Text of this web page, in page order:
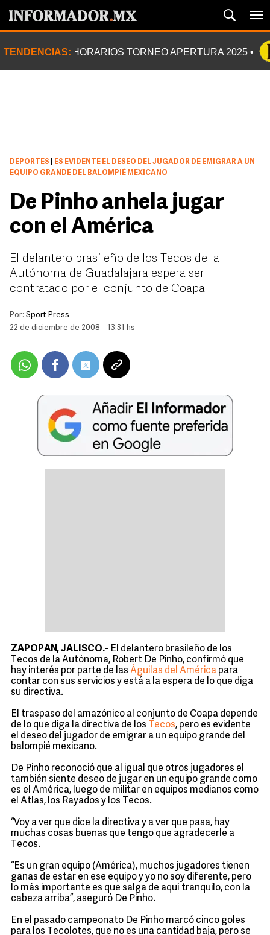
TENDENCIAS: HORARIOS TORNEO APERTURA 2025
DEPORTES
ES EVIDENTE EL DESEO DEL JUGADOR DE EMIGRAR A UN
EQUIPO GRANDE DEL BALOMPIÉ MEXICANO
De Pinho anhela jugar
con el América
El delantero brasileño de los Tecos de la
Autónoma de Guadalajara espera ser
contratado por el conjunto de Coapa
Por: Sport Press
22 de diciembre de 2008 - 13:31 hs
ZAPOPAN, JALISCO.- El delantero brasileño de los
Tecos de la Autónoma, Robert De Pinho, confirmó que
hay interés por parte de las Águilas del América para
contar con sus servicios y está a la espera de lo que diga
su directiva.
El traspaso del amazónico al conjunto de Coapa depende
de lo que diga la directiva de los
Tecos, pero es evidente
el deseo del jugador de emigrar a un equipo grande del
balompié mexicano.
De Pinho reconoció que al igual que otros jugadores el
también siente deseo de jugar en un equipo grande como
es el América, luego de militar en equipos medianos como
el Atlas, los Rayados y los Tecos.
“Voy a ver que dice la directiva y a ver que pasa, hay
muchas cosas buenas que tengo que agradecerle a
Tecos.
“Es un gran equipo (América), muchos jugadores tienen
ganas de estar en ese equipo y yo no soy diferente, pero
lo más importante es que salga de aquí tranquilo, con la
cabeza arriba”, aseguró De Pinho.
En el pasado campeonato De Pinho marcó cinco goles
para los Tecolotes, que no es una cantidad baja, pero se